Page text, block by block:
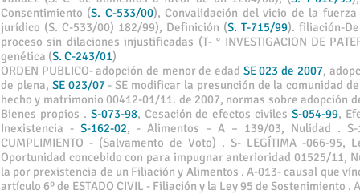
Consentimiento (S. C-533/00), Convalidación del vicio de la fuerza
jurídico (S. C-533/00) 182/99), Definición (S. T-715/99). filiación-
proceso sin dilaciones injustificadas (T- ° INVESTIGACION DE
genética (S. C-243/01)
ORDEN PUBLICO- adopción de menor de edad SE 023 de 2007,
de plena, SE 023/07- SE modificar la presunción de la comunidad
hecho y matrimonio 00412-01/11. de 2007, normas sobre adopción
Bienes propios . S-073-98, Cesación de efectos civilesS-054-99,
Inexistencia - S-162-02, - Alimentos – A – 139/03, Nulidad . S-
CUMPLIMIENTO - (Salvamento de Voto) . S- LEGÍTIMA -066-
Oportunidad concebido con para impugnar anterioridad 01525/11,
la por prexistencia de un Filiación y Alimentos . A-013- causal que
artículo 6º de ESTADO CIVIL - Filiación y la Ley 95 de Sostenimiento .